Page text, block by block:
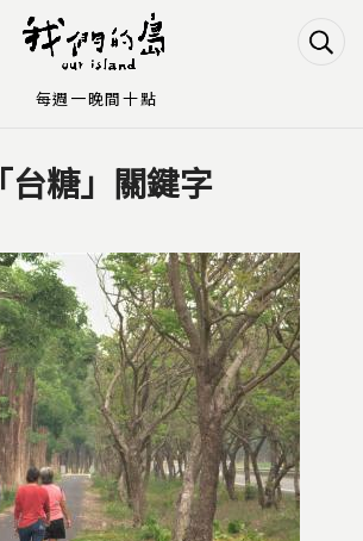
Jump to Navigation
Jump to Main content
「台糖」關鍵字
每週一晚間十點